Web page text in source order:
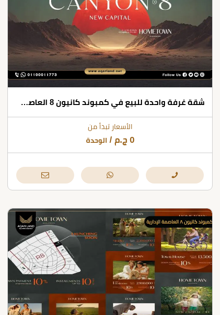
شقة غرفة واحدة للبيع في كمبوند كانيون 8 العاصمة الإدارية
الأسعار تبدأ من
0 ج.م / الوحدة